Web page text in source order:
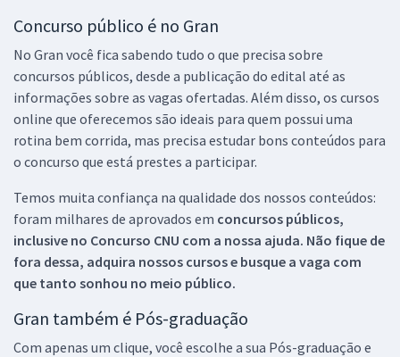
Concurso público é no Gran
No Gran você fica sabendo tudo o que precisa sobre
concursos públicos, desde a publicação do edital até as
informações sobre as vagas ofertadas. Além disso, os cursos
online que oferecemos são ideais para quem possui uma
rotina bem corrida, mas precisa estudar bons conteúdos para
o concurso que está prestes a participar.
Temos muita confiança na qualidade dos nossos conteúdos:
foram milhares de aprovados em concursos públicos,
inclusive no Concurso CNU com a nossa ajuda. Não fique de
fora dessa, adquira nossos cursos e busque a vaga com
que tanto sonhou no meio público.
Gran também é Pós-graduação
Com apenas um clique, você escolhe a sua Pós-graduação e